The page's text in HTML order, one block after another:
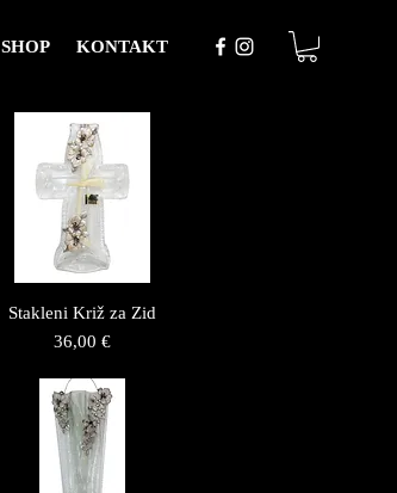
SHOP KONTAKT
Stakleni Križ za Zid
Price
36,00 €